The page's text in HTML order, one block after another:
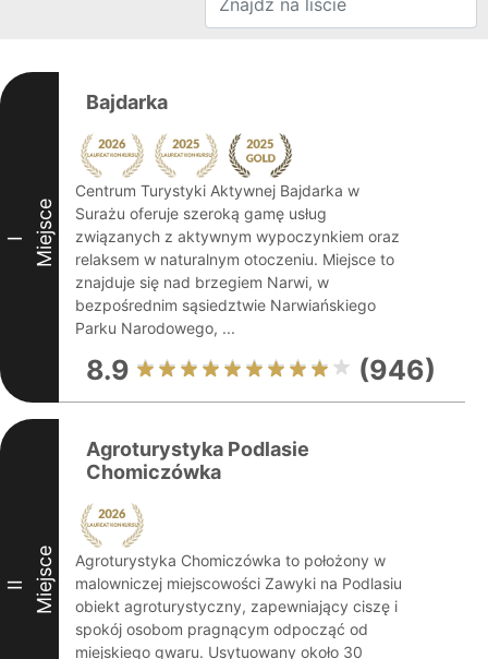
I Miejsce
Bajdarka
Centrum Turystyki Aktywnej Bajdarka w
Surażu oferuje szeroką gamę usług
związanych z aktywnym wypoczynkiem oraz
relaksem w naturalnym otoczeniu. Miejsce to
znajduje się nad brzegiem Narwi, w
bezpośrednim sąsiedztwie Narwiańskiego
Parku Narodowego, ...
8.9 (946)
II Miejsce
Agroturystyka Podlasie
Chomiczówka
Agroturystyka Chomiczówka to położony w
malowniczej miejscowości Zawyki na Podlasiu
obiekt agroturystyczny, zapewniający ciszę i
spokój osobom pragnącym odpocząć od
miejskiego gwaru. Usytuowany około 30